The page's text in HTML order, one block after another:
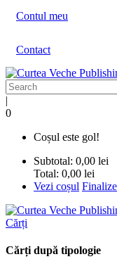
Contul meu
Contact
|
0
Coșul este gol!
Subtotal: 0,00 lei
Total: 0,00 lei
Vezi coșul
Cărți
Cărți după tipologie